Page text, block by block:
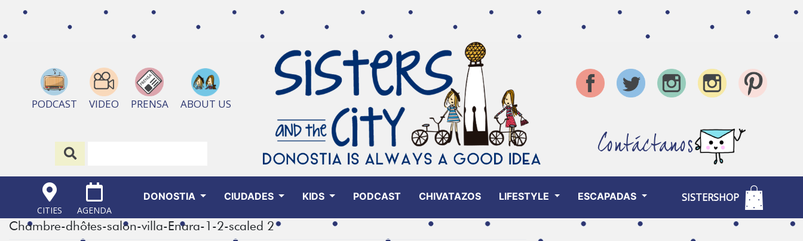
PODCAST VIDEO PRENSA ABOUT US
Contáctanos
CITIES AGENDA
DONOSTIA CIUDADES KIDS PODCAST CHIVATAZOS LIFESTYLE ESCAPADAS SISTERSHOP
Chambre-dhôtes-salon-villa-Enara-1-2-scaled 2